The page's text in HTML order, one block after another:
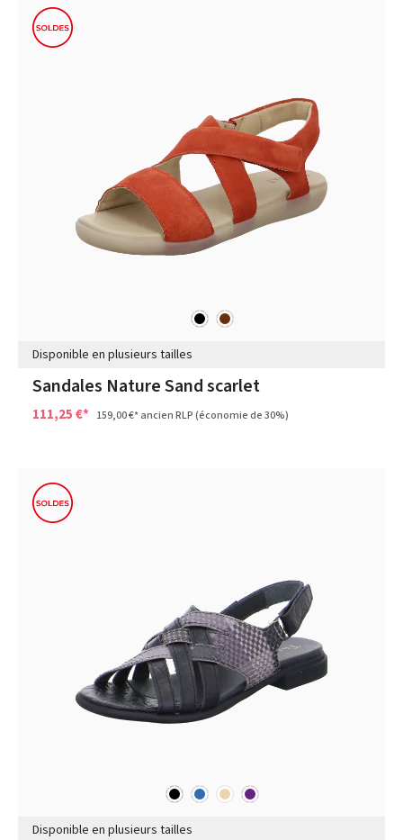
noir marron
Disponible en plusieurs tailles
Sandales Nature Sand scarlet
111,25 €* 159,00 €*ancien RLP(économie de 30%)
noir bleu beigepourpre
Disponible en plusieurs tailles